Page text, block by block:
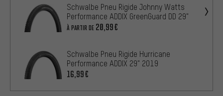
Schwalbe Pneu Rigide Johnny Watts
Performance ADDIX GreenGuard DD 29"
À PARTIR DE 20,99€
Schwalbe Pneu Rigide Hurricane
Performance ADDIX 29" 2019
16,99€